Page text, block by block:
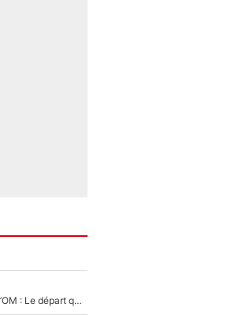
Climat toxique et affaire de harcèlement à l’OM : Le départ qui soulage le vestiaire de Bruno Genesio